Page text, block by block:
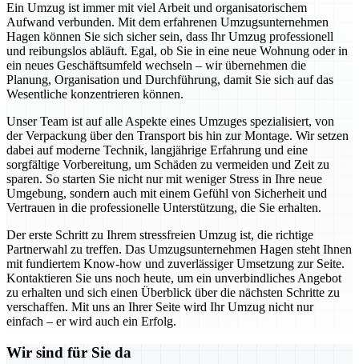
Ein Umzug ist immer mit viel Arbeit und organisatorischem
Aufwand verbunden. Mit dem erfahrenen Umzugsunternehmen
Hagen können Sie sich sicher sein, dass Ihr Umzug professionell
und reibungslos abläuft. Egal, ob Sie in eine neue Wohnung oder in
ein neues Geschäftsumfeld wechseln – wir übernehmen die
Planung, Organisation und Durchführung, damit Sie sich auf das
Wesentliche konzentrieren können.
Unser Team ist auf alle Aspekte eines Umzuges spezialisiert, von
der Verpackung über den Transport bis hin zur Montage. Wir setzen
dabei auf moderne Technik, langjährige Erfahrung und eine
sorgfältige Vorbereitung, um Schäden zu vermeiden und Zeit zu
sparen. So starten Sie nicht nur mit weniger Stress in Ihre neue
Umgebung, sondern auch mit einem Gefühl von Sicherheit und
Vertrauen in die professionelle Unterstützung, die Sie erhalten.
Der erste Schritt zu Ihrem stressfreien Umzug ist, die richtige
Partnerwahl zu treffen. Das Umzugsunternehmen Hagen steht Ihnen
mit fundiertem Know-how und zuverlässiger Umsetzung zur Seite.
Kontaktieren Sie uns noch heute, um ein unverbindliches Angebot
zu erhalten und sich einen Überblick über die nächsten Schritte zu
verschaffen. Mit uns an Ihrer Seite wird Ihr Umzug nicht nur
einfach – er wird auch ein Erfolg.
Wir sind für Sie da